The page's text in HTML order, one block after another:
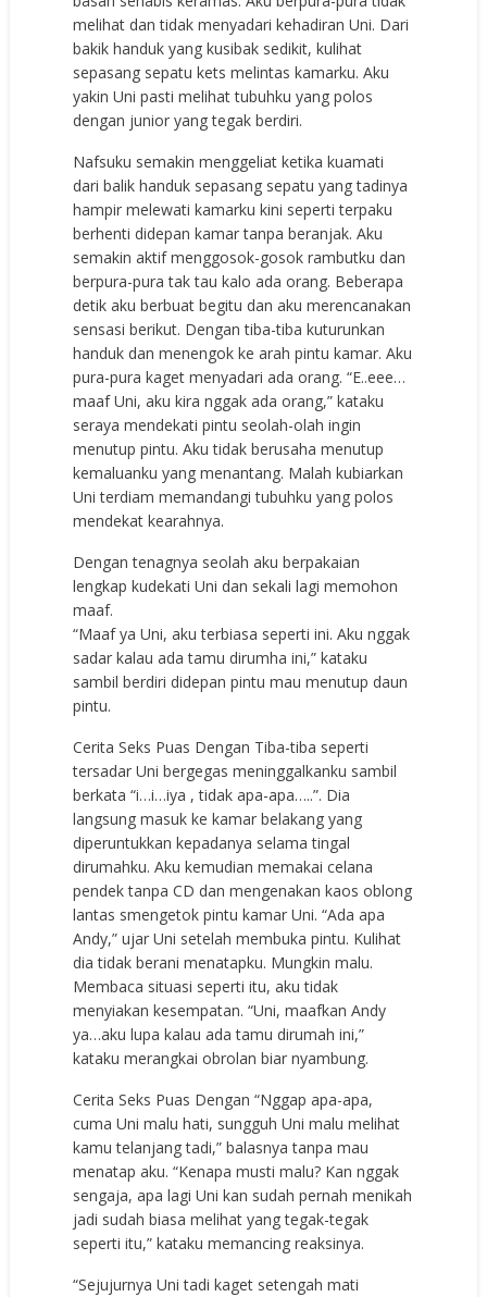
melihat dan tidak menyadari kehadiran Uni. Dari
bakik handuk yang kusibak sedikit, kulihat
sepasang sepatu kets melintas kamarku. Aku
yakin Uni pasti melihat tubuhku yang polos
dengan junior yang tegak berdiri.
Nafsuku semakin menggeliat ketika kuamati
dari balik handuk sepasang sepatu yang tadinya
hampir melewati kamarku kini seperti terpaku
berhenti didepan kamar tanpa beranjak. Aku
semakin aktif menggosok-gosok rambutku dan
berpura-pura tak tau kalo ada orang. Beberapa
detik aku berbuat begitu dan aku merencanakan
sensasi berikut. Dengan tiba-tiba kuturunkan
handuk dan menengok ke arah pintu kamar. Aku
pura-pura kaget menyadari ada orang. “E..eee…
maaf Uni, aku kira nggak ada orang,” kataku
seraya mendekati pintu seolah-olah ingin
menutup pintu. Aku tidak berusaha menutup
kemaluanku yang menantang. Malah kubiarkan
Uni terdiam memandangi tubuhku yang polos
mendekat kearahnya.
Dengan tenagnya seolah aku berpakaian
lengkap kudekati Uni dan sekali lagi memohon
maaf.
“Maaf ya Uni, aku terbiasa seperti ini. Aku nggak
sadar kalau ada tamu dirumha ini,” kataku
sambil berdiri didepan pintu mau menutup daun
pintu.
Cerita Seks Puas Dengan Tiba-tiba seperti
tersadar Uni bergegas meninggalkanku sambil
berkata “i…i…iya , tidak apa-apa…..”. Dia
langsung masuk ke kamar belakang yang
diperuntukkan kepadanya selama tingal
dirumahku. Aku kemudian memakai celana
pendek tanpa CD dan mengenakan kaos oblong
lantas smengetok pintu kamar Uni. “Ada apa
Andy,” ujar Uni setelah membuka pintu. Kulihat
dia tidak berani menatapku. Mungkin malu.
Membaca situasi seperti itu, aku tidak
menyiakan kesempatan. “Uni, maafkan Andy
ya…aku lupa kalau ada tamu dirumah ini,”
kataku merangkai obrolan biar nyambung.
Cerita Seks Puas Dengan “Nggap apa-apa,
cuma Uni malu hati, sungguh Uni malu melihat
kamu telanjang tadi,” balasnya tanpa mau
menatap aku. “Kenapa musti malu? Kan nggak
sengaja, apa lagi Uni kan sudah pernah menikah
jadi sudah biasa melihat yang tegak-tegak
seperti itu,” kataku memancing reaksinya.
“Sejujurnya Uni tadi kaget setengah mati